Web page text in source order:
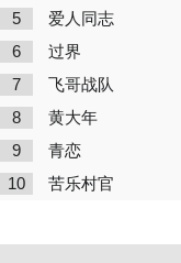
5 爱人同志
6 过界
7 飞哥战队
8 黄大年
9 青恋
10 苦乐村官